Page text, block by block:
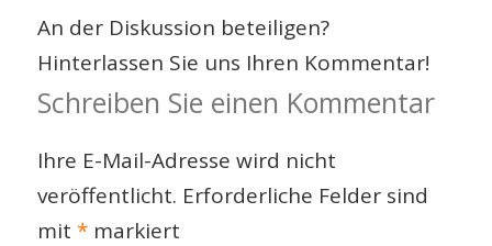
An der Diskussion beteiligen?
Hinterlassen Sie uns Ihren Kommentar!
Schreiben Sie einen Kommentar
Ihre E-Mail-Adresse wird nicht
veröffentlicht. Erforderliche Felder sind
mit *markiert